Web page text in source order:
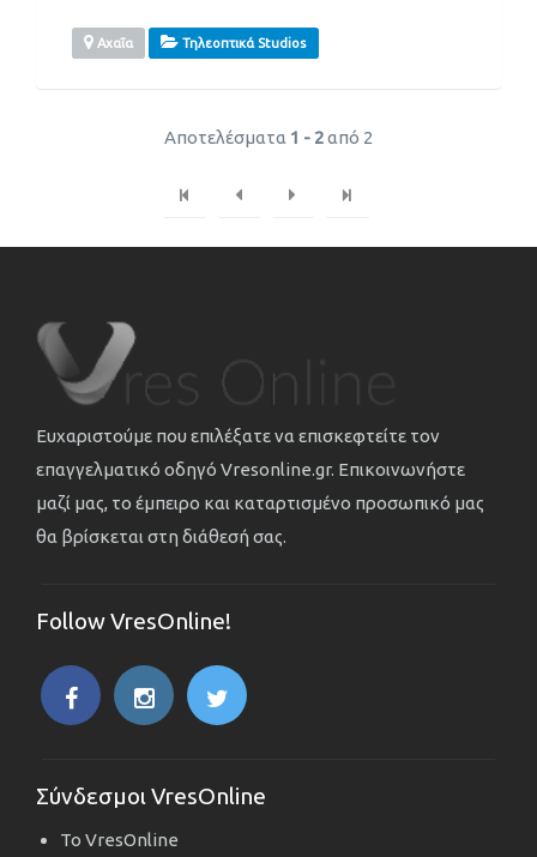
Αχαΐα Τηλεοπτικά Studios
Αποτελέσματα 1 - 2από 2
Ευχαριστούμε που επιλέξατε να επισκεφτείτε τον
επαγγελματικό οδηγό Vresonline.gr. Επικοινωνήστε
μαζί μας, το έμπειρο και καταρτισμένο προσωπικό μας
θα βρίσκεται στη διάθεσή σας.
Follow VresOnline!
Σύνδεσμοι VresOnline
Το VresOnline